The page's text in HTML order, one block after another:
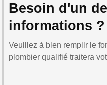
Besoin d'un
informations ?
Veuillez à bien remplir le
plombier qualifié traitera